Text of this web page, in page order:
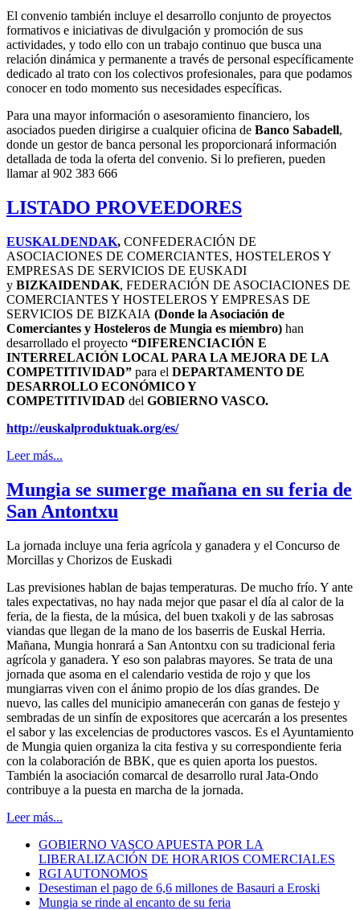
El convenio también incluye el desarrollo conjunto de proyectos
formativos e iniciativas de divulgación y promoción de sus
actividades, y todo ello con un trabajo continuo que busca una
relación dinámica y permanente a través de personal específicamente
dedicado al trato con los colectivos profesionales, para que podamos
conocer en todo momento sus necesidades específicas.
Para una mayor información o asesoramiento financiero, los
asociados pueden dirigirse a cualquier oficina de Banco Sabadell,
donde un gestor de banca personal les proporcionará información
detallada de toda la oferta del convenio. Si lo prefieren, pueden
llamar al 902 383 666
LISTADO PROVEEDORES
EUSKALDENDAK, CONFEDERACIÓN DE
ASOCIACIONES DE COMERCIANTES, HOSTELEROS Y
EMPRESAS DE SERVICIOS DE EUSKADI
y BIZKAIDENDAK, FEDERACIÓN DE ASOCIACIONES DE
COMERCIANTES Y HOSTELEROS Y EMPRESAS DE
SERVICIOS DE BIZKAIA (Donde la Asociación de
Comerciantes y Hosteleros de Mungia es miembro) han
desarrollado el proyecto “DIFERENCIACIÓN E
INTERRELACIÓN LOCAL PARA LA MEJORA DE LA
COMPETITIVIDAD” para el DEPARTAMENTO DE
DESARROLLO ECONÓMICO Y
COMPETITIVIDAD del GOBIERNO VASCO.
http://euskalproduktuak.org/es/
Leer más...
Mungia se sumerge mañana en su feria de
San Antontxu
La jornada incluye una feria agrícola y ganadera y el Concurso de
Morcillas y Chorizos de Euskadi
Las previsiones hablan de bajas temperaturas. De mucho frío. Y ante
tales expectativas, no hay nada mejor que pasar el día al calor de la
feria, de la fiesta, de la música, del buen txakoli y de las sabrosas
viandas que llegan de la mano de los baserris de Euskal Herria.
Mañana, Mungia honrará a San Antontxu con su tradicional feria
agrícola y ganadera. Y eso son palabras mayores. Se trata de una
jornada que asoma en el calendario vestida de rojo y que los
mungiarras viven con el ánimo propio de los días grandes. De
nuevo, las calles del municipio amanecerán con ganas de festejo y
sembradas de un sinfín de expositores que acercarán a los presentes
el sabor y las excelencias de productores vascos. Es el Ayuntamiento
de Mungia quien organiza la cita festiva y su correspondiente feria
con la colaboración de BBK, que es quien aporta los puestos.
También la asociación comarcal de desarrollo rural Jata-Ondo
contribuye a la puesta en marcha de la jornada.
Leer más...
GOBIERNO VASCO APUESTA POR LA
LIBERALIZACIÓN DE HORARIOS COMERCIALES
RGI AUTONOMOS
Desestiman el pago de 6,6 millones de Basauri a Eroski
Mungia se rinde al encanto de su feria